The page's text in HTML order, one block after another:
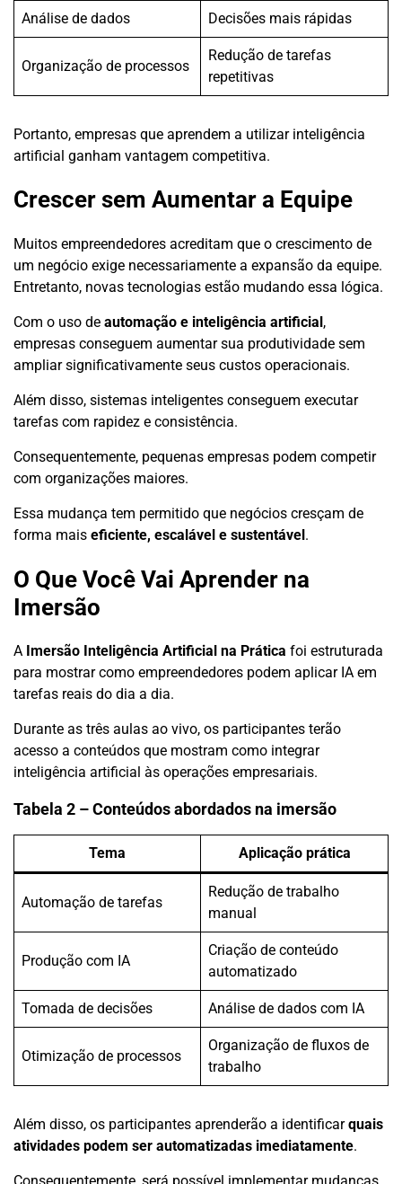
Análise de dados Decisões mais rápidas
Organização de processos
Redução de tarefas
repetitivas
Portanto, empresas que aprendem a utilizar inteligência
artificial ganham vantagem competitiva.
Crescer sem Aumentar a Equipe
Muitos empreendedores acreditam que o crescimento de
um negócio exige necessariamente a expansão da equipe.
Entretanto, novas tecnologias estão mudando essa lógica.
Com o uso de automação e inteligência artificial,
empresas conseguem aumentar sua produtividade sem
ampliar significativamente seus custos operacionais.
Além disso, sistemas inteligentes conseguem executar
tarefas com rapidez e consistência.
Consequentemente, pequenas empresas podem competir
com organizações maiores.
Essa mudança tem permitido que negócios cresçam de
forma mais eficiente, escalável e sustentável.
O Que Você Vai Aprender na
Imersão
A Imersão Inteligência Artificial na Prática foi estruturada
para mostrar como empreendedores podem aplicar IA em
tarefas reais do dia a dia.
Durante as três aulas ao vivo, os participantes terão
acesso a conteúdos que mostram como integrar
inteligência artificial às operações empresariais.
Tabela 2 – Conteúdos abordados na imersão
Tema Aplicação prática
Automação de tarefas
Redução de trabalho
manual
Produção com IA
Criação de conteúdo
automatizado
Tomada de decisões Análise de dados com IA
Otimização de processos
Organização de fluxos de
trabalho
Além disso, os participantes aprenderão a identificarquais
atividades podem ser automatizadas imediatamente.